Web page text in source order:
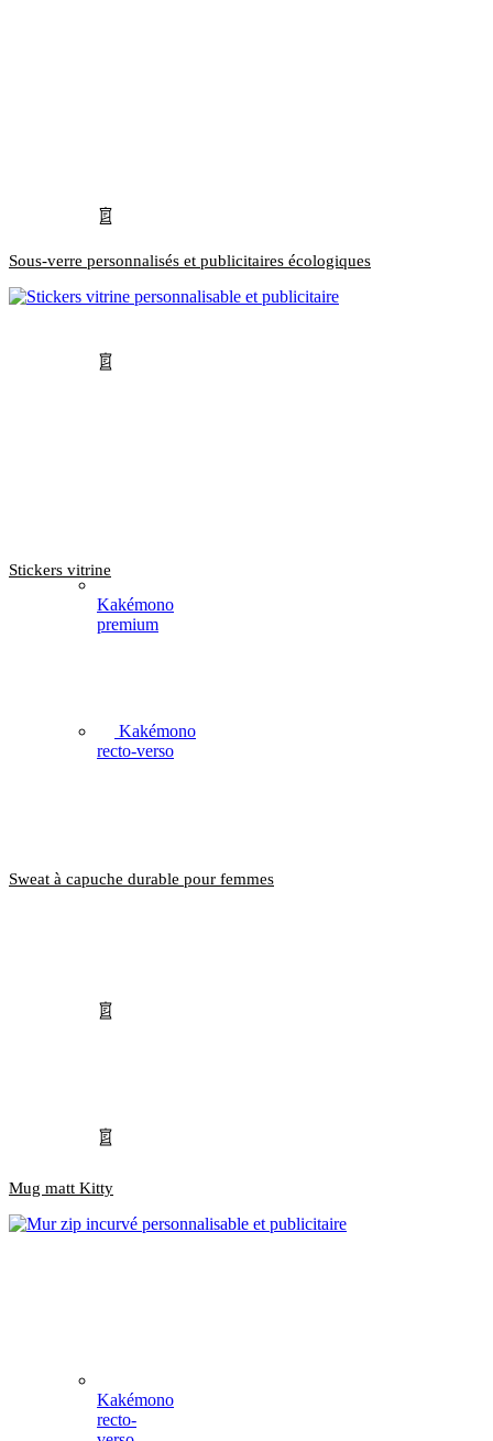
Kakémono
recto-verso
Kakémono
premium
Kakémono
recto-
Sous-verre personnalisés et publicitaires écologiques
Stickers vitrine
Sweat à capuche durable pour femmes
Mug matt Kitty